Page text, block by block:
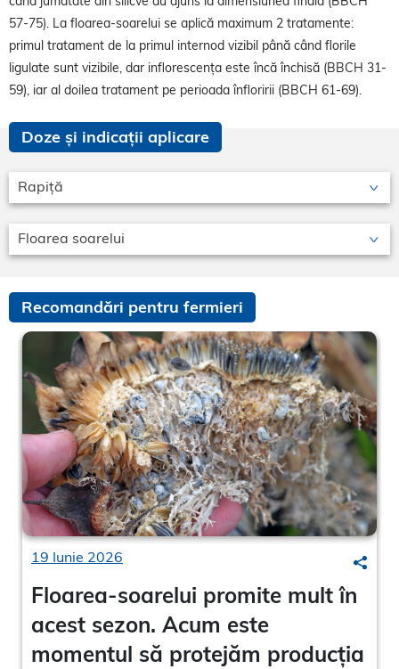
57-75). La floarea-soarelui se aplică maximum 2 tratamente:
primul tratament de la primul internod vizibil până când florile
ligulate sunt vizibile, dar inflorescența este încă închisă (BBCH 31-
59), iar al doilea tratament pe perioada înfloririi (BBCH 61-69).
Doze și indicații aplicare
Rapiță
Floarea soarelui
Recomandări pentru fermieri
19 Iunie 2026
Floarea-soarelui promite mult în
acest sezon. Acum este
momentul să protejăm producția